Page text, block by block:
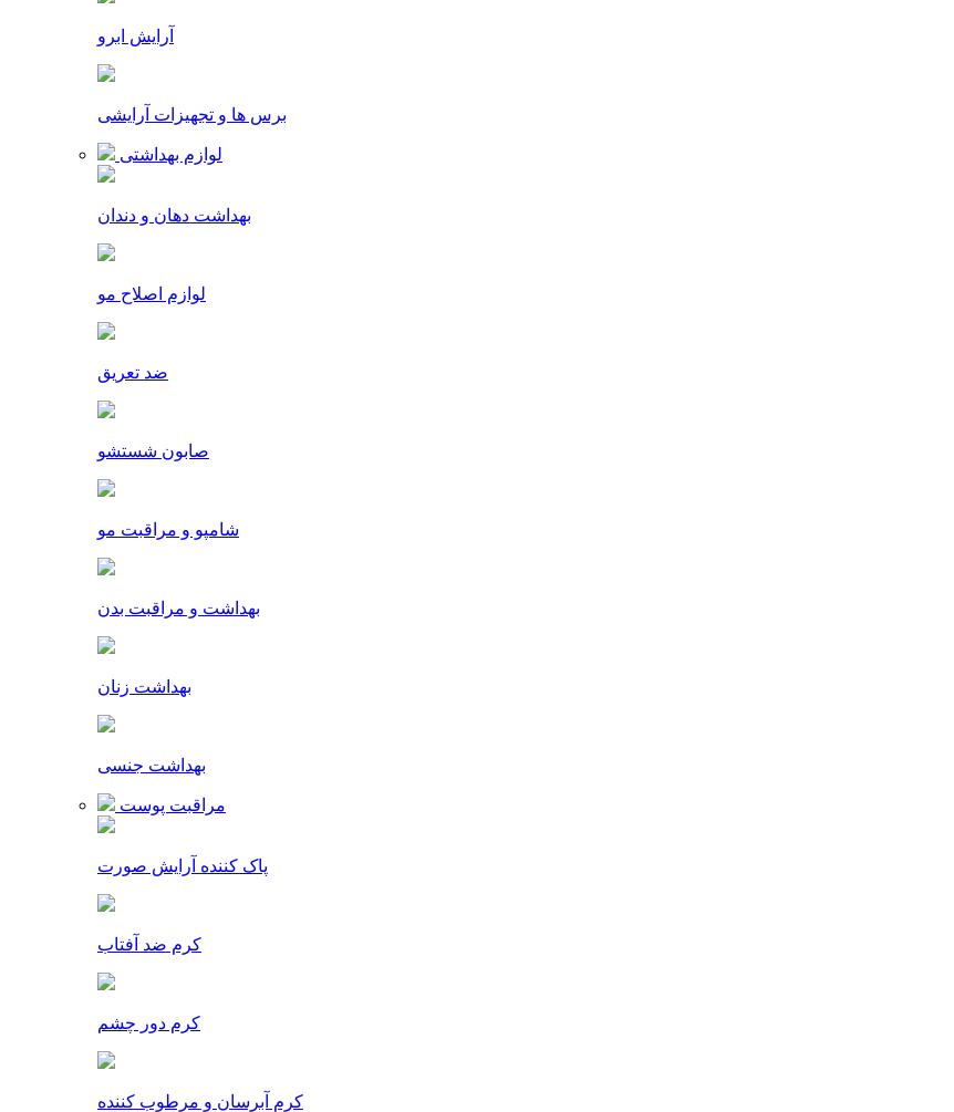
آرایش ابرو
برس ها و تجهیزات آرایشی
لوازم بهداشتی
بهداشت دهان و دندان
لوازم اصلاح مو
ضد تعریق
صابون شستشو
شامپو و مراقبت مو
بهداشت و مراقبت بدن
بهداشت زنان
بهداشت جنسی
مراقبت پوست
پاک کننده آرایش صورت
کرم ضد آفتاب
کرم دور چشم
کرم آبرسان و مرطوب کننده